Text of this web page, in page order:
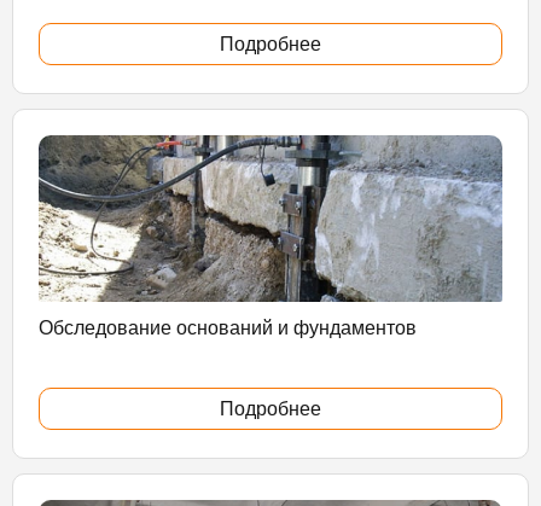
Подробнее
Обследование оснований и фундаментов
Подробнее